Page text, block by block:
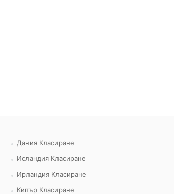
Дания Класиране
Исландия Класиране
Ирландия Класиране
Кипър Класиране